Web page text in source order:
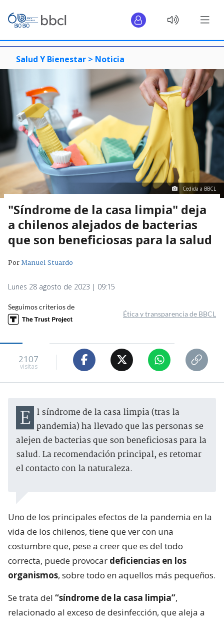
Salud Y Bienestar > Noticia
Cedida a BBCL
"Síndrome de la casa limpia" deja
a chilenos alejados de bacterias
que son beneficiosas para la salud
PorManuel Stuardo
Lunes 28 agosto de 2023 | 09:15
Seguimos criterios de
Ética y transparencia de BBCL
2107
visitas
El síndrome de la casa limpia (tras la pandemia) ha llevado que las personas se
alejen de bacterias que son beneficiosas para la
salud. La recomendación principal, es retomar
el contacto con la naturaleza.
Uno de los principales efectos de la pandemia en la
vida de los chilenos, tiene que ver con una
costumbre que, pese a creer que es del todo
correcta, puede provocar deficiencias en los
organismos, sobre todo en aquellos más pequeños.
Se trata del “síndrome de la casa limpia”,
relacionado al exceso de desinfección, que aleja a